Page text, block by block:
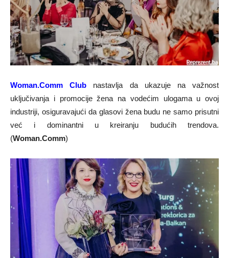
Woman.Comm Club nastavlja da ukazuje na važnost
uključivanja i promocije žena na vodećim ulogama u ovoj
industriji, osiguravajući da glasovi žena budu ne samo prisutni
već i dominantni u kreiranju budućih trendova.
(Woman.Comm)